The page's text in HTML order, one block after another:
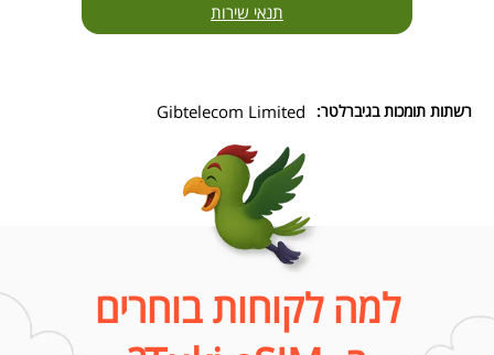
תנאי שירות
רשתות תומכות בגיברלטר: Gibtelecom Limited
למה לקוחות בוחרים